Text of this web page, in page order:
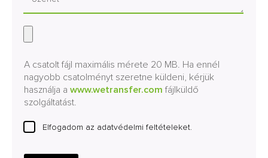
A csatolt fájl maximális mérete 20 MB. Ha ennél
nagyobb csatolményt szeretne küldeni, kérjük
használja a www.wetransfer.com fájlküldő
szolgáltatást.
Elfogadom az adatvédelmi feltételeket.